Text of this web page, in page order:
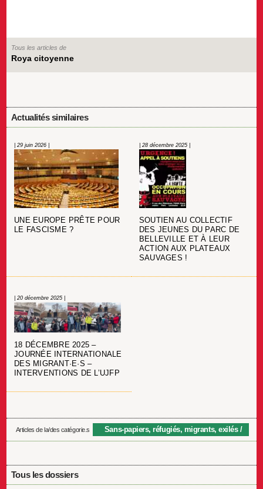
Tous les articles de
Roya citoyenne
Actualités similaires
| 29 juin 2026 |
UNE EUROPE PRÊTE POUR
LE FASCISME ?
| 28 décembre 2025 |
SOUTIEN AU COLLECTIF
DES JEUNES DU PARC DE
BELLEVILLE ET À LEUR
ACTION AUX PLATEAUX
SAUVAGES !
| 20 décembre 2025 |
18 DÉCEMBRE 2025 –
JOURNÉE INTERNATIONALE
DES MIGRANT·E·S –
INTERVENTIONS DE L’UJFP
Articles de la/des catégorie.s Sans-papiers, réfugiés, migrants, exilés
Tous les dossiers